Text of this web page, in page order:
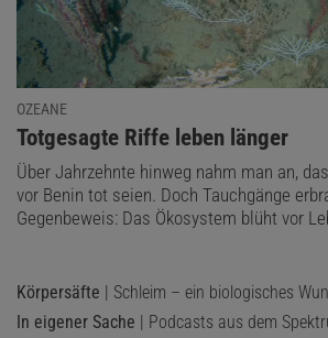
OZEANE
:
Totgesagte Riffe leben länger
Über Jahrzehnte hinweg nahm man an,
vor Benin tot seien. Doch Tauchgänge
Gegenbeweis: Das Ökosystem blüht vor
Körpersäfte | Schleim – ein biologisches
In eigener Sache | Podcasts aus dem